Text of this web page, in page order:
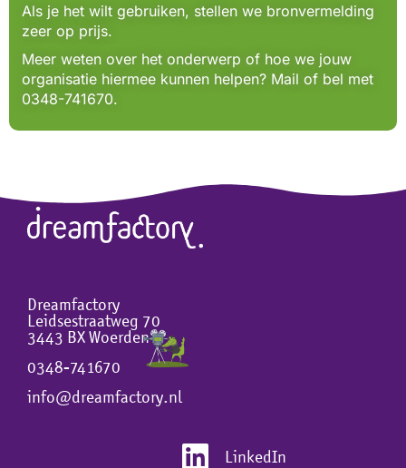
Als je het wilt gebruiken, stellen we bronvermelding
zeer op prijs.
Meer weten over het onderwerp of hoe we jouw
organisatie hiermee kunnen helpen? Mail of bel met
0348-741670.
Dreamfactory
Leidsestraatweg 70
3443 BX Woerden
0348-741670
info@dreamfactory.nl
LinkedIn